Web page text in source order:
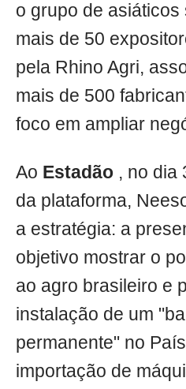
o grupo de
mais de 50
pela Rhino Agri,
mais de 500
foco em ampliar
Ao Estadão , no dia
da plataforma,
a estratégia: a
objetivo mostrar o
ao agro brasileiro e
instalação de um
permanente" no
importação de